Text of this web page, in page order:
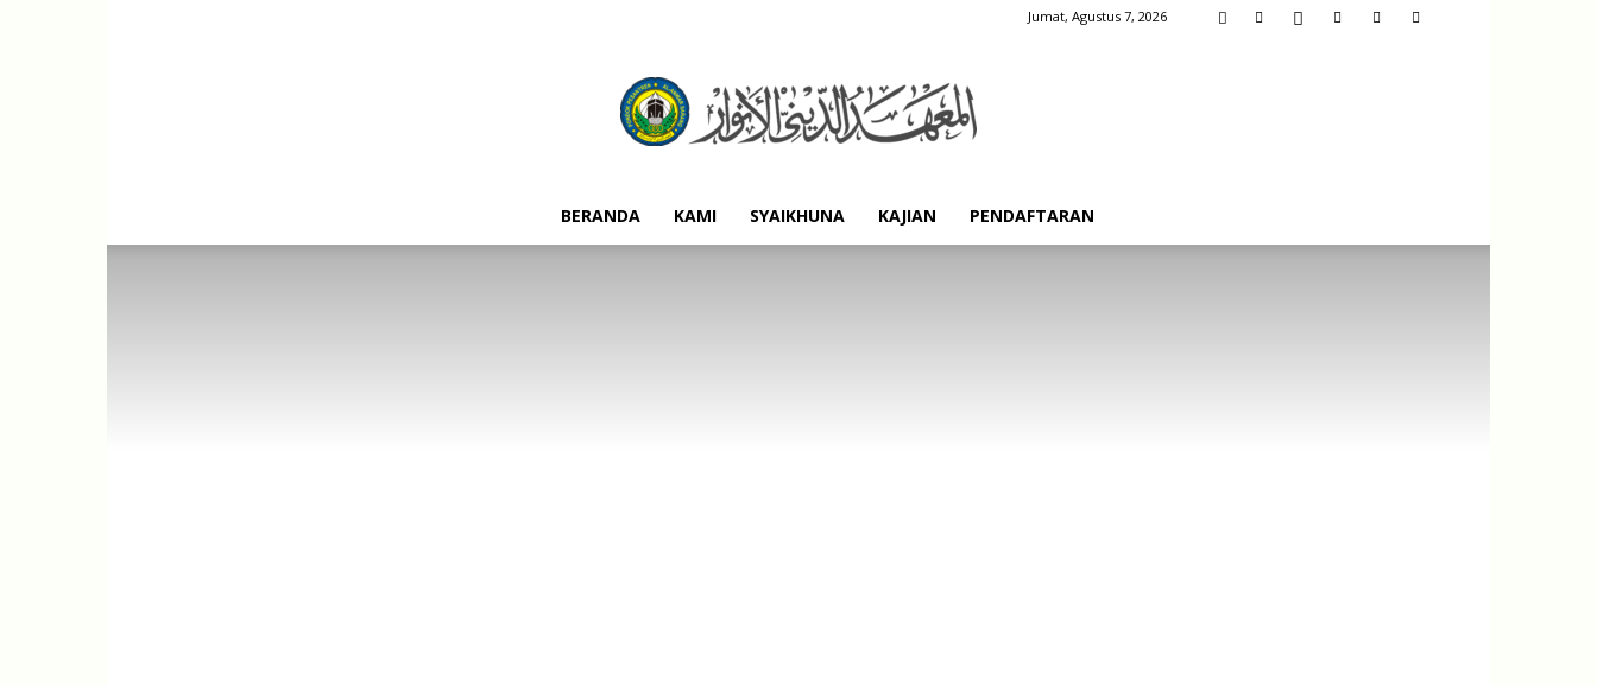
Jumat, Agustus 7, 2026
Pondok
BERANDA KAMI SYAIKHUNA KAJIAN PENDAFTARAN